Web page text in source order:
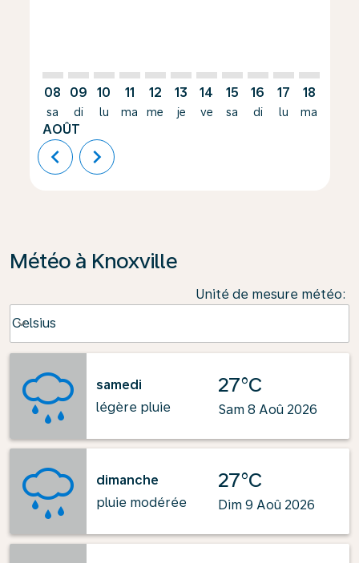
08
sa
AOÛT
09
di
10
lu
11
ma
12
me
13
je
14
ve
15
sa
16
di
17
lu
18
ma
chevron_left chevron_right
Météo à Knoxville
Unité de mesure météo:
Celsius
keyboard_arrow_down
samedi
légère pluie
27°C
Sam 8 Aoû 2026
dimanche
pluie modérée
27°C
Dim 9 Aoû 2026